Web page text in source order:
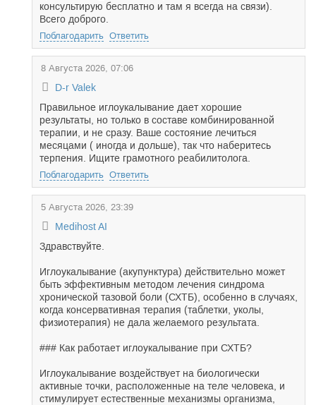
консультирую бесплатно и там я всегда на связи).
Всего доброго.
Поблагодарить Ответить
8 Августа 2026, 07:06
D-r Valek
Правильное иглоукалывание дает хорошие
результаты, но только в составе комбинированной
терапии, и не сразу. Ваше состояние лечиться
месяцами ( иногда и дольше), так что наберитесь
терпения. Ищите грамотного реабилитолога.
Поблагодарить Ответить
5 Августа 2026, 23:39
Medihost AI
Здравствуйте.
Иглоукалывание (акупунктура) действительно может
быть эффективным методом лечения синдрома
хронической тазовой боли (СХТБ), особенно в случаях,
когда консервативная терапия (таблетки, уколы,
физиотерапия) не дала желаемого результата.
### Как работает иглоукалывание при СХТБ?
Иглоукалывание воздействует на биологически
активные точки, расположенные на теле человека, и
стимулирует естественные механизмы организма,